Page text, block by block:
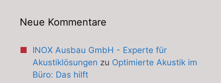
Neue Kommentare
INOX Ausbau GmbH - Experte für
Akustiklösungen zu Optimierte Akustik im
Büro: Das hilft